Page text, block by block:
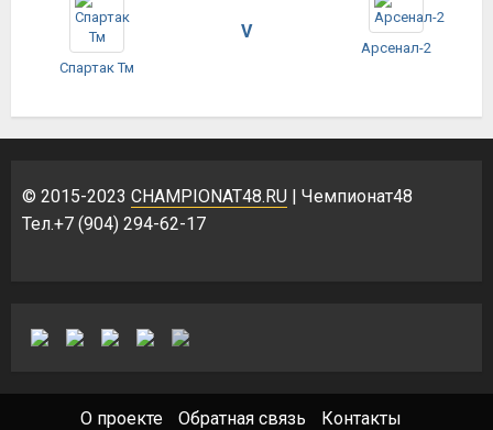
Спартак Тм
V
Арсенал-2
© 2015-2023 CHAMPIONAT48.RU | Чемпионат48
Тел.+7 (904) 294-62-17
О проекте Обратная связь Контакты